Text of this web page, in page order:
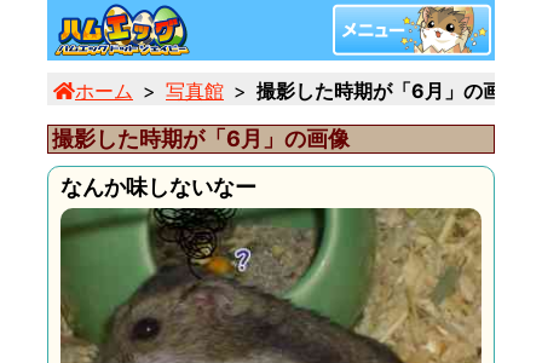
ホーム 写真館 撮影した時期が「6月」の画像
撮影した時期が「6月」の画像
なんか味しないなー